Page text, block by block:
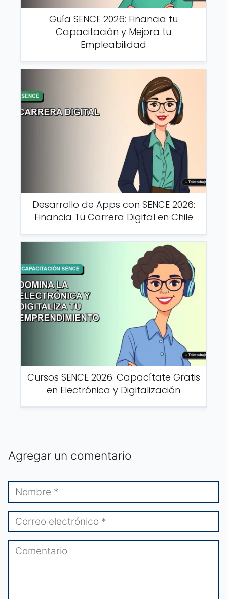
Guía SENCE 2026: Financia tu
Capacitación y Mejora tu
Empleabilidad
Desarrollo de Apps con SENCE 2026:
Financia Tu Carrera Digital en Chile
Cursos SENCE 2026: Capacítate Gratis
en Electrónica y Digitalización
Agregar un comentario